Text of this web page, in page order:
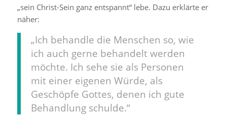
„sein Christ-Sein ganz entspannt“ lebe. Dazu erklärte er
näher:
„Ich behandle die Menschen so, wie
ich auch gerne behandelt werden
möchte. Ich sehe sie als Personen
mit einer eigenen Würde, als
Geschöpfe Gottes, denen ich gute
Behandlung schulde.“